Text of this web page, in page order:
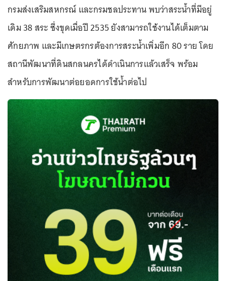
กรมส่งเสริมสหกรณ์ และกรมชลประทาน พบว่าสระน้ำที่มีอยู่
เดิม 38 สระ ซึ่งขุดเมื่อปี 2535 ยังสามารถใช้งานได้เต็มตาม
ศักยภาพ และมีเกษตรกรต้องการสระน้ำเพิ่มอีก 80 ราย โดย
สถานีพัฒนาที่ดินสกลนครได้ดำเนินการแล้วเสร็จ พร้อม
สำหรับการพัฒนาต่อยอดการใช้น้ำต่อไป